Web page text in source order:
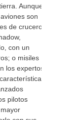
Aunque
son
de crucero
con un
o misiles
los expertos
pilotos